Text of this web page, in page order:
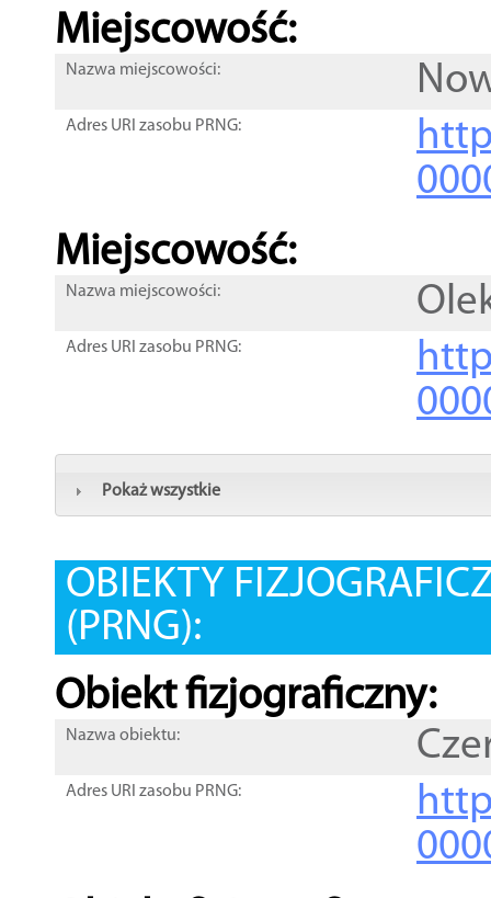
Miejscowość:
Nazwa miejscowości:
Adres URI zasobu PRNG:
Miejscowość:
Nazwa miejscowości:
Adres URI zasobu PRNG:
Pokaż wszystkie
OBIEKTY
(PRNG):
Obiekt fizjograficzny:
Nazwa obiektu:
Adres URI zasobu PRNG: